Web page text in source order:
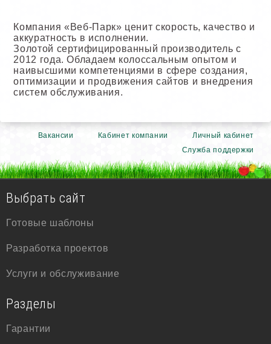
Компания «Веб-Парк» ценит скорость, качество и
аккуратность в исполнении.
Золотой сертифицированный производитель с
2012 года. Обладаем колоссальным опытом и
наивысшими компетенциями в сфере создания,
оптимизации и продвижения сайтов и внедрения
систем обслуживания.
Вакансии Кабинет компании
Личный кабинет
Служба поддержки
Выбрать сайт
Готовые шаблоны
Разработка проектов
Услуги и обслуживание
Разделы
Гарантии